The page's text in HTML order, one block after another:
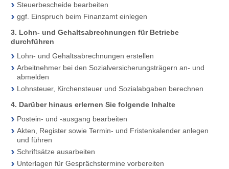
Steuerbescheide bearbeiten
ggf. Einspruch beim Finanzamt einlegen
3. Lohn- und Gehaltsabrechnungen für Betriebe
durchführen
Lohn- und Gehaltsabrechnungen erstellen
Arbeitnehmer bei den Sozialversicherungsträgern an- und
abmelden
Lohnsteuer, Kirchensteuer und Sozialabgaben berechnen
4. Darüber hinaus erlernen Sie folgende Inhalte
Postein- und -ausgang bearbeiten
Akten, Register sowie Termin- und Fristenkalender anlegen
und führen
Schriftsätze ausarbeiten
Unterlagen für Gesprächstermine vorbereiten